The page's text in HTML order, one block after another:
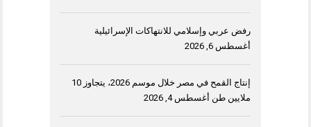
رفض عربي وإسلامي للانتهاكات الإسرائيلية
أغسطس 6, 2026
إنتاج القمح في مصر خلال موسم 2026، يتجاوز 10
ملايين طن أغسطس 4, 2026